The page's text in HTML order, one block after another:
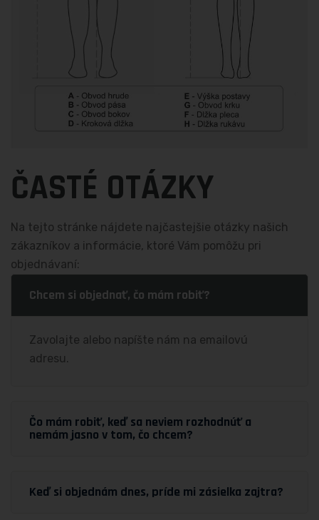
ČASTÉ OTÁZKY
Na tejto stránke nájdete najčastejšie otázky našich
zákazníkov a informácie, ktoré Vám pomôžu pri
objednávaní:
Chcem si objednať, čo mám robiť?
Zavolajte alebo napíšte nám na emailovú
adresu.
Čo mám robiť, keď sa neviem rozhodnúť a
nemám jasno v tom, čo chcem?
Keď si objednám dnes, príde mi zásielka zajtra?